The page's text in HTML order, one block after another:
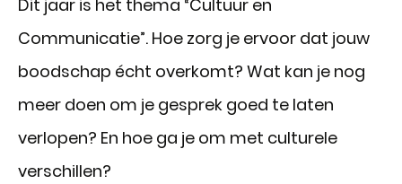
Dit jaar is het thema “Cultuur en
Communicatie”. Hoe zorg je ervoor dat jouw
boodschap écht overkomt? Wat kan je nog
meer doen om je gesprek goed te laten
verlopen? En hoe ga je om met culturele
verschillen?